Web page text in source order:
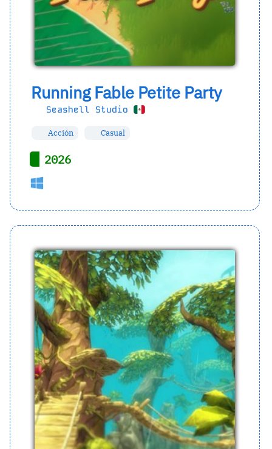
Running Fable Petite Party
Seashell Studio
Acción Casual
2026